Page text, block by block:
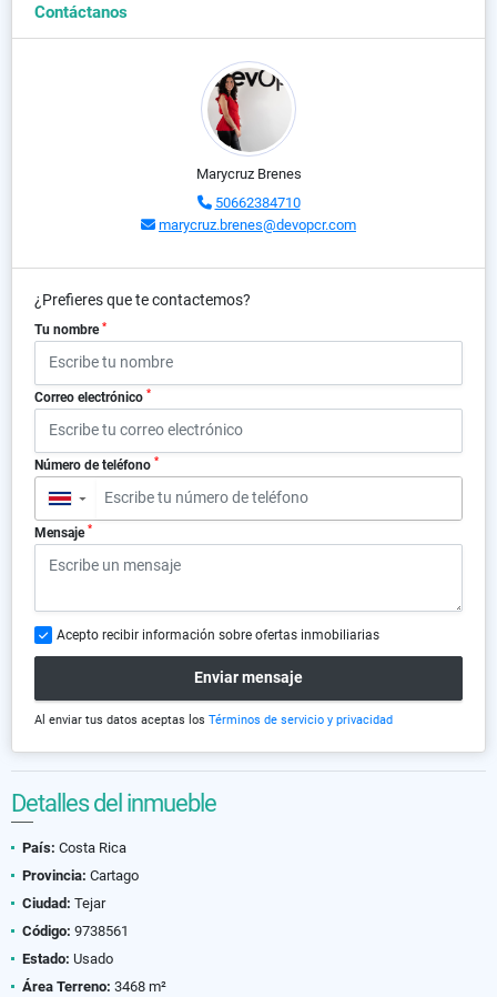
Contáctanos
Marycruz Brenes
50662384710
marycruz.brenes@devopcr.com
¿Prefieres que te contactemos?
Tu nombre *
Correo electrónico *
Número de teléfono *
▼
Mensaje *
Acepto recibir información sobre ofertas inmobiliarias
Enviar mensaje
Al enviar tus datos aceptas los Términos de servicio y privacidad
Detalles del inmueble
País: Costa Rica
Provincia: Cartago
Ciudad: Tejar
Código: 9738561
Estado: Usado
Área Terreno: 3468 m²